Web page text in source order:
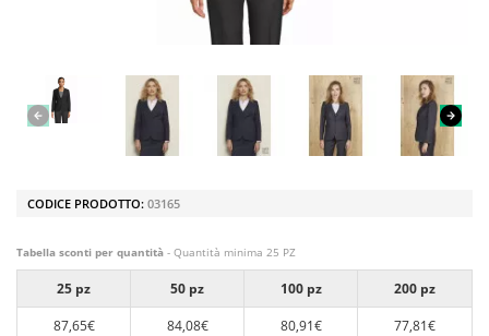
CODICE PRODOTTO: 03165
Tabella sconti per quantità - Quantità minima 25 PZ
25 pz 50 pz 100 pz
200 pz
87,65€
84,08€ 80,91€ 77,81€